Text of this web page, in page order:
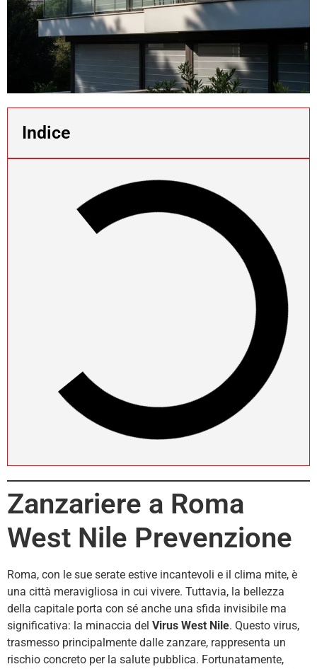
Indice
Zanzariere a Roma
West Nile Prevenzione
Roma, con le sue serate estive incantevoli e il clima mite, è
una città meravigliosa in cui vivere. Tuttavia, la bellezza
della capitale porta con sé anche una sfida invisibile ma
significativa: la minaccia del Virus West Nile. Questo virus,
trasmesso principalmente dalle zanzare, rappresenta un
rischio concreto per la salute pubblica. Fortunatamente,